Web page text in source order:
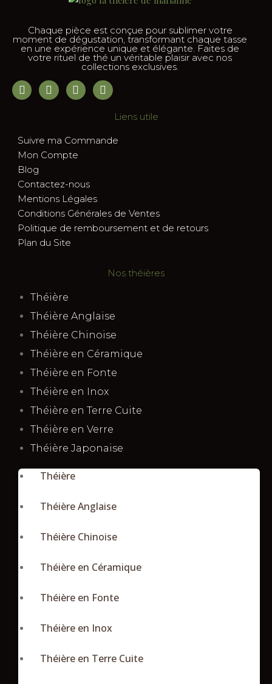
Chaque pièce est conçue pour sublimer votre
moment de dégustation, transformant chaque tasse
en une expérience unique et élégante. Faites de
votre rituel de thé un véritable plaisir avec nos
collections exclusives.
Liens utile
Suivre ma Commande
Mon Compte
Blog
Contactez-nous
Mentions Légales
Conditions Générales de Ventes
Politique de remboursement et de retours
Plan du Site
Nos théières
Théière
Théière Anglaise
Théière Chinoise
Théière en Céramique
Théière en Fonte
Théière en Inox
Théière en Terre Cuite
Théière en Verre
Théière Japonaise
Théière
Théière Anglaise
Théière Chinoise
Théière en Céramique
Théière en Fonte
Théière en Inox
Théière en Terre Cuite